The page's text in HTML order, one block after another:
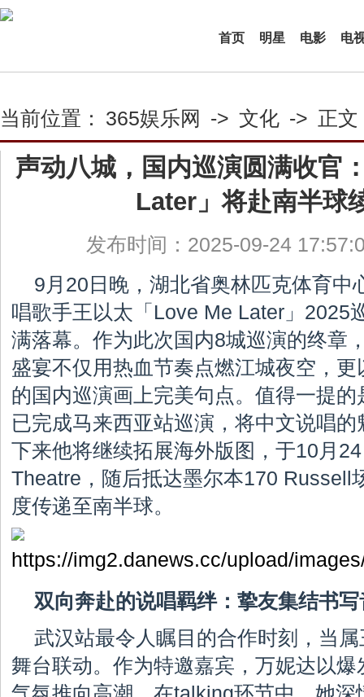
首页 明星 电影 电
当前位置： 365娱乐网 -> 文化 -> 正文
声动八城，国内巡演圆满收官
Later」将赴南半球
发布时间：2025-09-24
9月20日晚，湖北省奥林匹克体育中
唱歌手王以太「Love Me Later」2025
满落幕。作为此次国内8城巡演的终章
盛宴不仅用热血节奏点燃江城夜空，
的国内巡演画上完美句点。值得一提
已完成马来西亚站巡演，将中文说唱
下来他将继续拓展海外版图，于10月
Theatre，随后抵达墨尔本170 Russell
度传递至南半球。
双向奔赴的说唱羁绊：挚友集结书
武汉站最令人瞩目的合作时刻，当
舞台联动。作为特邀嘉宾，万妮达以